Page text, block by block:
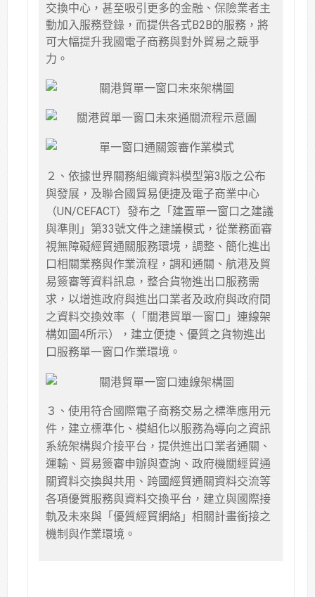
交換中心，甚至吸引更多的金融、保險業者主
動加入服務登錄，而提供各式B2B的服務，將
可大幅提升我國電子商務與對外貿易之競爭
力。
２、依據世界關務組織資料模型第3版之公布
與發展，及聯合國貿易便捷及電子商業中心
（UN/CEFACT）發布之「建置單一窗口之建議
與準則」第33號文件之建議模式，從業務面審
視無障礙經貿通關服務環境，調整、簡化進出
口相關業務與作業流程，調和通關、航港及貿
易簽審等資料訊息，整合貨物進出口服務需
求，以增進政府與進出口業者及政府與政府間
之資料交換效率（「關港貿單一窗口」連線架
構如圖4所示），建立便捷、優質之貨物進出
口服務單一窗口作業環境。
３、使用符合國際電子商務交易之標準應用元
件，建立標準化、模組化以服務為導向之資訊
系統架構與介接平台，提供進出口業者通關、
運輸、貿易簽審申辦與查詢、政府機關經貿通
關資料交換與共用、跨國經貿通關資料交流等
各項優質服務與資料交換平台，建立與國際接
軌及未來與「優質經貿網絡」相關計畫銜接之
機制與作業環境。